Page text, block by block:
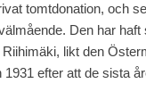
tomtdonation, och
Den har
likt den
efter att de sista